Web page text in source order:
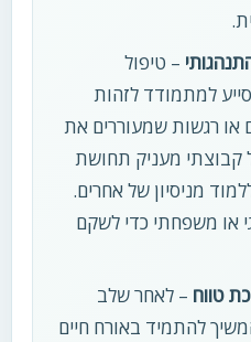
– טיפול
למתמודד לזהות
או רגשות שמעוררים את
קבוצתי מעניק תחושת
מניסיון של אחרים.
או משפחתי כדי לשקם
טווח – לאחר שלב
להתמיד באורח חיים